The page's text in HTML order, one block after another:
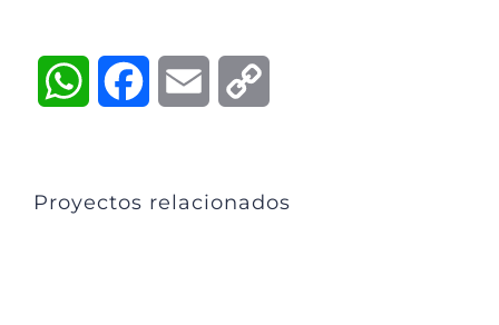
WhatsAppFacebookEmail
Proyectos relacionados